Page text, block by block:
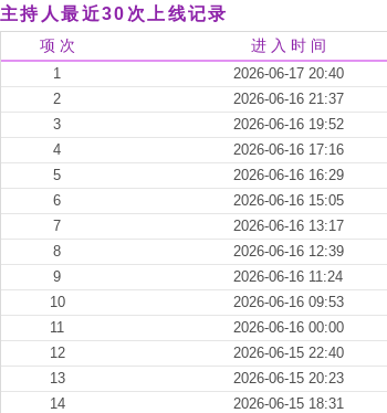
主持人最近30次上线记录
项 次 进 入 时 间
1 2026-06-17 20:40
2
2026-06-16 21:37
3
2026-06-16 19:52
4
2026-06-16 17:16
5
2026-06-16 16:29
6
2026-06-16 15:05
7
2026-06-16 13:17
8
2026-06-16 12:39
9
2026-06-16 11:24
10
2026-06-16 09:53
11
2026-06-16 00:00
12
2026-06-15 22:40
13
2026-06-15 20:23
14
2026-06-15 18:31